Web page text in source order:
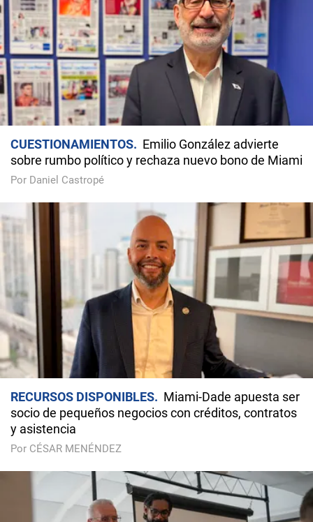
CUESTIONAMIENTOS
Emilio González advierte
sobre rumbo político y rechaza nuevo bono de Miami
Por Daniel Castropé
RECURSOS DISPONIBLES
Miami-Dade apuesta ser
socio de pequeños negocios con créditos, contratos
y asistencia
Por CÉSAR MENÉNDEZ